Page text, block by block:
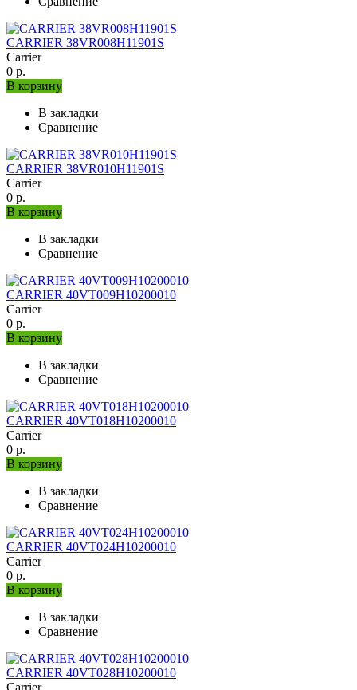
CARRIER 38VR008H11901S
Carrier
0 р.
В корзину
В закладки
Сравнение
CARRIER 38VR010H11901S
Carrier
0 р.
В корзину
В закладки
Сравнение
CARRIER 40VT009H10200010
Carrier
0 р.
В корзину
В закладки
Сравнение
CARRIER 40VT018H10200010
Carrier
0 р.
В корзину
В закладки
Сравнение
CARRIER 40VT024H10200010
Carrier
0 р.
В корзину
В закладки
Сравнение
CARRIER 40VT028H10200010
Carrier